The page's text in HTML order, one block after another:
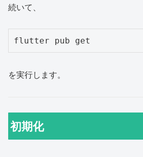
続いて、
を実行します。
初期化